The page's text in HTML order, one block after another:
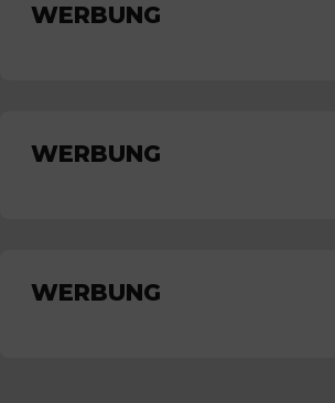
WERBUNG
WERBUNG
WERBUNG